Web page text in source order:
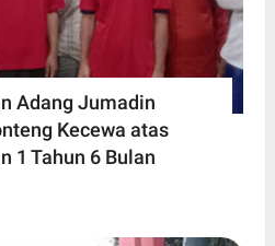
Adang Jumadin
Kecewa atas
1 Tahun 6 Bulan